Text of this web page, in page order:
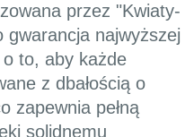
przez "Kwiaty-
gwarancja najwyższej
o to, aby każde
z dbałością o
zapewnia pełną
solidnemu